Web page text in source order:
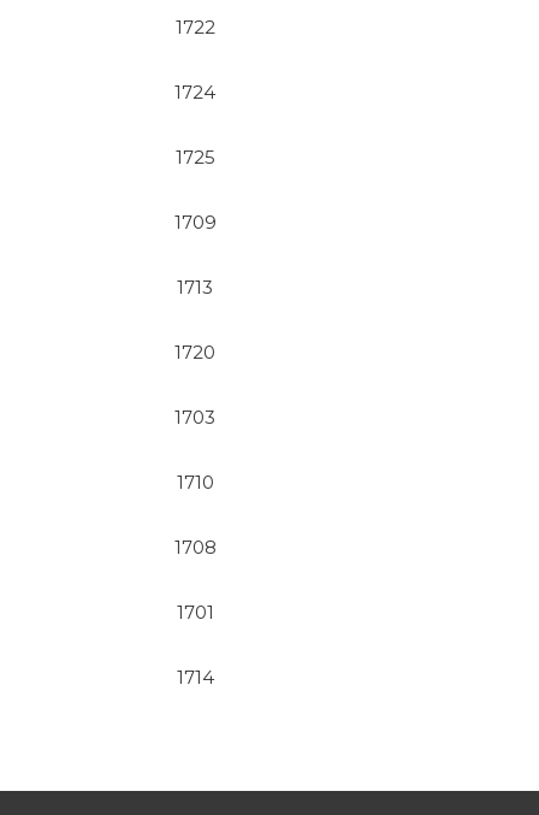
1722
1724
1725
1709
1713
1720
1703
1710
1708
1701
1714